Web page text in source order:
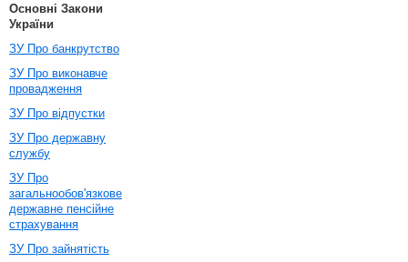
Основні Закони
України
ЗУ Про банкрутство
ЗУ Про виконавче
провадження
ЗУ Про відпустки
ЗУ Про державну
службу
ЗУ Про
загальнообов'язкове
державне пенсійне
страхування
ЗУ Про зайнятість